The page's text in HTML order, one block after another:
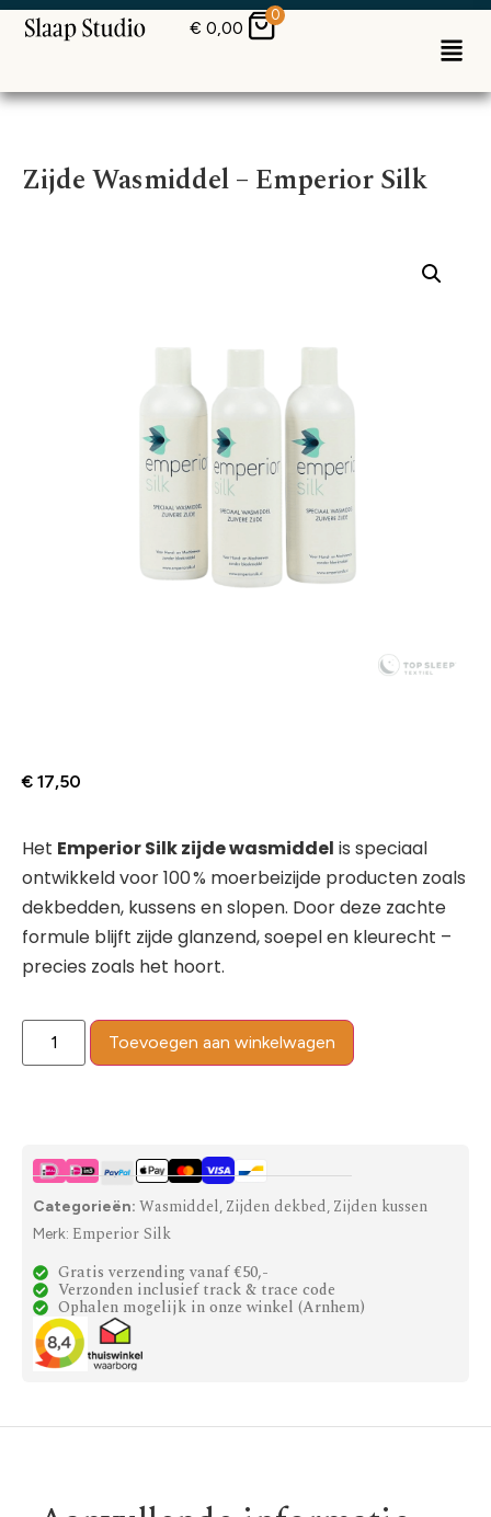
€ 0,00
0
Zijde Wasmiddel – Emperior Silk
€ 17,50
Het Emperior Silk zijde wasmiddel is speciaal
ontwikkeld voor 100 % moerbeizijde producten zoals
dekbedden, kussens en slopen. Door deze zachte
formule blijft zijde glanzend, soepel en kleurecht –
precies zoals het hoort.
Toevoegen aan winkelwagen
Categorieën: Wasmiddel, Zijden dekbed, Zijden kussen
Merk: Emperior Silk
Gratis verzending vanaf €50,-
Verzonden inclusief track & trace code
Ophalen mogelijk in onze winkel (Arnhem)